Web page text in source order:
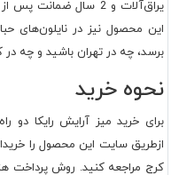
یراق‌آلات و 2 سال
این محصول نیز در
برسد، چه در تهران باشید و چه در
نحوه خرید
برای خرید میز آرایش رایکا
ازطریق سایت این محصول را
کرج مراجعه کنید. روش پرداخت